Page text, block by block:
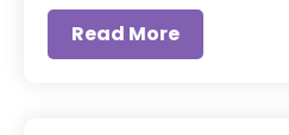
Read More